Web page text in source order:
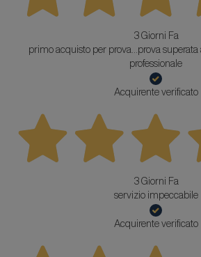
3 Giorni Fa
primo acquisto per prova...prova superata
professionale
Acquirente verificato
3 Giorni Fa
servizio impeccabile
Acquirente verificato